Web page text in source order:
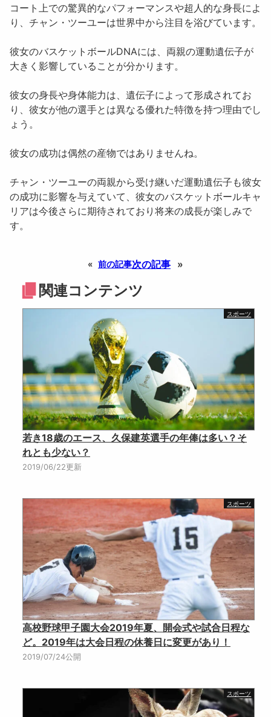
コート上での驚異的なパフォーマンスや超人的な身長によ
り、 チャン・ツーユーは世界中から注目を浴びています。
彼女のバスケットボールDNAには、両親の運動遺伝子が
大きく影響していることが分かります。
彼女の身長や身体能力は、遺伝子によって形成されてお
り、彼女が他の選手とは異なる優れた特徴を持つ理由でし
ょう。
彼女の成功は偶然の産物ではありませんね。
チャン・ツーユーの両親から受け継いだ運動遺伝子も彼女
の成功に影響を与えていて、彼女のバスケットボールキャ
リアは今後さらに期待されており将来の成長が楽しみで
す。
« 前の記事次の記事 »
関連コンテンツ
スポーツ
若き18歳のエース、久保建英選手の年俸は多い？そ
れとも少ない？
2019/06/22更新
スポーツ
高校野球甲子園大会2019年夏、開会式や試合日程な
ど。2019年は大会日程の休養日に変更があり！
2019/07/24公開
スポーツ